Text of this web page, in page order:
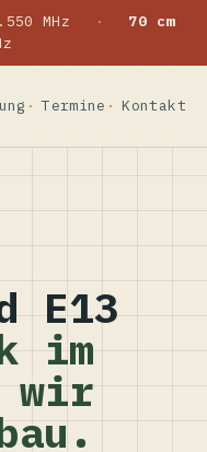
MHz ·
70 cm
Termine Kontakt
E13
im
wir